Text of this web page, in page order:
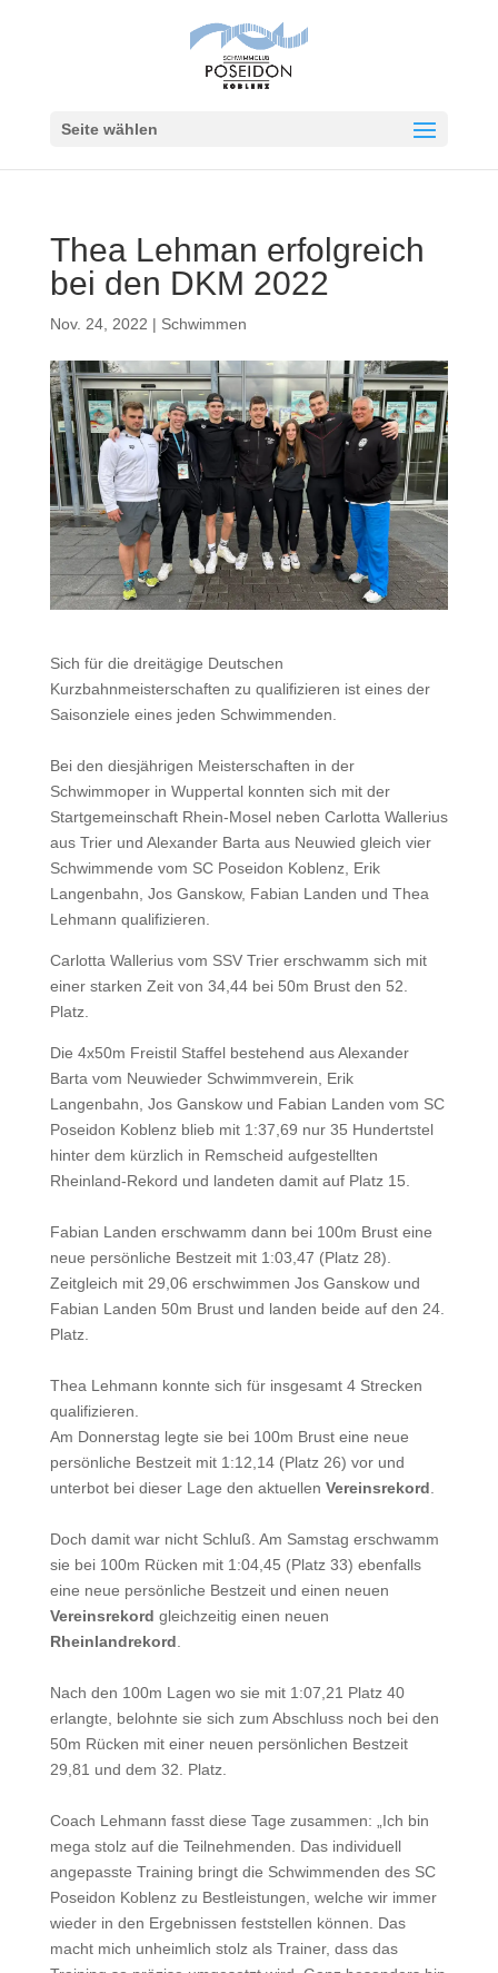
Seite wählen
Thea Lehman erfolgreich
bei den DKM 2022
Nov. 24, 2022 | Schwimmen
Sich für die dreitägige Deutschen
Kurzbahnmeisterschaften zu qualifizieren ist eines der
Saisonziele eines jeden Schwimmenden.
Bei den diesjährigen Meisterschaften in der
Schwimmoper in Wuppertal konnten sich mit der
Startgemeinschaft Rhein-Mosel neben Carlotta Wallerius
aus Trier und Alexander Barta aus Neuwied gleich vier
Schwimmende vom SC Poseidon Koblenz, Erik
Langenbahn, Jos Ganskow, Fabian Landen und Thea
Lehmann qualifizieren.
Carlotta Wallerius vom SSV Trier erschwamm sich mit
einer starken Zeit von 34,44 bei 50m Brust den 52.
Platz.
Die 4x50m Freistil Staffel bestehend aus Alexander
Barta vom Neuwieder Schwimmverein, Erik
Langenbahn, Jos Ganskow und Fabian Landen vom SC
Poseidon Koblenz blieb mit 1:37,69 nur 35 Hundertstel
hinter dem kürzlich in Remscheid aufgestellten
Rheinland-Rekord und landeten damit auf Platz 15.
Fabian Landen erschwamm dann bei 100m Brust eine
neue persönliche Bestzeit mit 1:03,47 (Platz 28).
Zeitgleich mit 29,06 erschwimmen Jos Ganskow und
Fabian Landen 50m Brust und landen beide auf den 24.
Platz.
Thea Lehmann konnte sich für insgesamt 4 Strecken
qualifizieren.
Am Donnerstag legte sie bei 100m Brust eine neue
persönliche Bestzeit mit 1:12,14 (Platz 26) vor und
unterbot bei dieser Lage den aktuellen Vereinsrekord
Doch damit war nicht Schluß. Am Samstag erschwamm
sie bei 100m Rücken mit 1:04,45 (Platz 33) ebenfalls
eine neue persönliche Bestzeit und einen neuen
Vereinsrekord gleichzeitig einen neuen
Rheinlandrekord
Nach den 100m Lagen wo sie mit 1:07,21 Platz 40
erlangte, belohnte sie sich zum Abschluss noch bei den
50m Rücken mit einer neuen persönlichen Bestzeit
29,81 und dem 32. Platz.
Coach Lehmann fasst diese Tage zusammen: „Ich bin
mega stolz auf die Teilnehmenden. Das individuell
angepasste Training bringt die Schwimmenden des SC
Poseidon Koblenz zu Bestleistungen, welche wir immer
wieder in den Ergebnissen feststellen können. Das
macht mich unheimlich stolz als Trainer, dass das